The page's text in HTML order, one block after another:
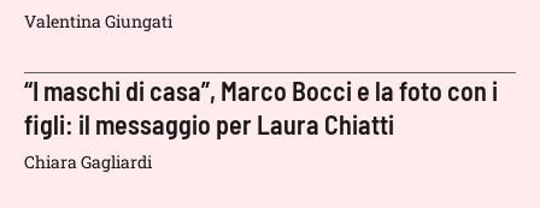
Valentina Giungati
“I maschi di casa”, Marco Bocci e la foto con i
figli: il messaggio per Laura Chiatti
Chiara Gagliardi